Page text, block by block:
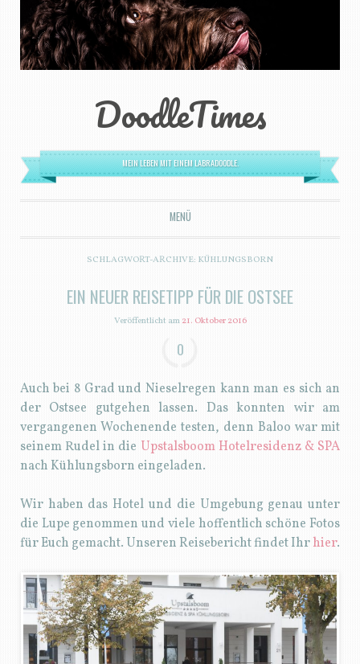
DoodleTimes
MEIN LEBEN MIT EINEM LABRADOODLE.
MENÜ
ZUM INHALT SPRINGEN
SCHLAGWORT-ARCHIVE: KÜHLUNGSBORN
EIN NEUER REISETIPP FÜR DIE OSTSEE
Veröffentlicht am21. Oktober 2016
0
Auch bei 8 Grad und Nieselregen kann man es sich an
der Ostsee gutgehen lassen. Das konnten wir am
vergangenen Wochenende testen, denn Baloo war mit
seinem Rudel in die Upstalsboom Hotelresidenz & SPA
nach Kühlungsborn eingeladen.
Wir haben das Hotel und die Umgebung genau unter
die Lupe genommen und viele hoffentlich schöne Fotos
für Euch gemacht. Unseren Reisebericht findet Ihrhier.